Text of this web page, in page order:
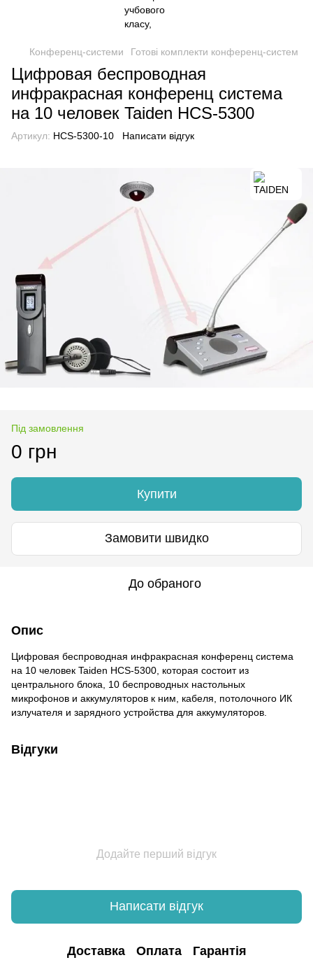
Конференц-системи Готові комплекти конференц-систем
Цифровая беспроводная
инфракрасная конференц система
на 10 человек Taiden HCS-5300
Артикул: HCS-5300-10 Написати відгук
Під замовлення
0 грн
Купити
Замовити швидко
До обраного
Опис
Цифровая беспроводная инфракрасная конференц система
на 10 человек Taiden HCS-5300, которая состоит из
центрального блока, 10 беспроводных настольных
микрофонов и аккумуляторов к ним, кабеля, потолочного ИК
излучателя и зарядного устройства для аккумуляторов.
Відгуки
Додайте перший відгук
Написати відгук
Доставка Оплата Гарантія